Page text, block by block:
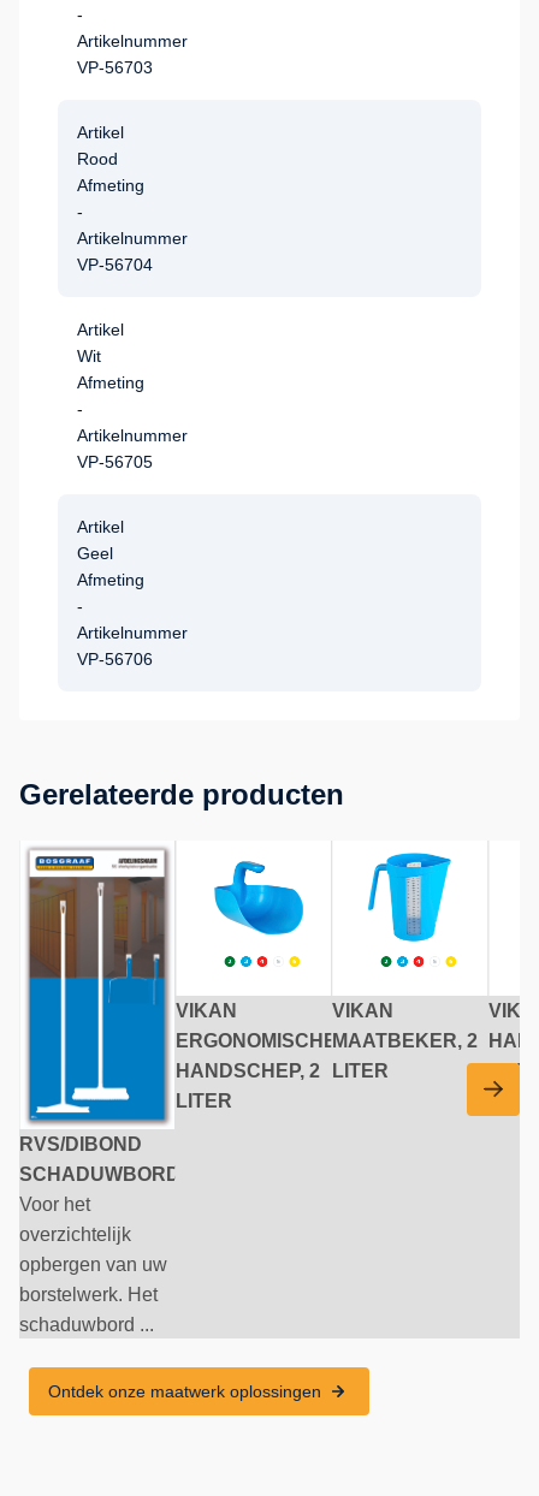
-
Artikelnummer
VP-56703
Artikel
Rood
Afmeting
-
Artikelnummer
VP-56704
Artikel
Wit
Afmeting
-
Artikelnummer
VP-56705
Artikel
Geel
Afmeting
-
Artikelnummer
VP-56706
Gerelateerde producten
RVS/DIBOND
SCHADUWBORD
Voor het
overzichtelijk
opbergen van uw
borstelwerk. Het
schaduwbord ...
VIKAN
ERGONOMISCHE
HANDSCHEP, 2
LITER
VIKAN
MAATBEKER, 2
LITER
2
Ontdek onze maatwerk oplossingen